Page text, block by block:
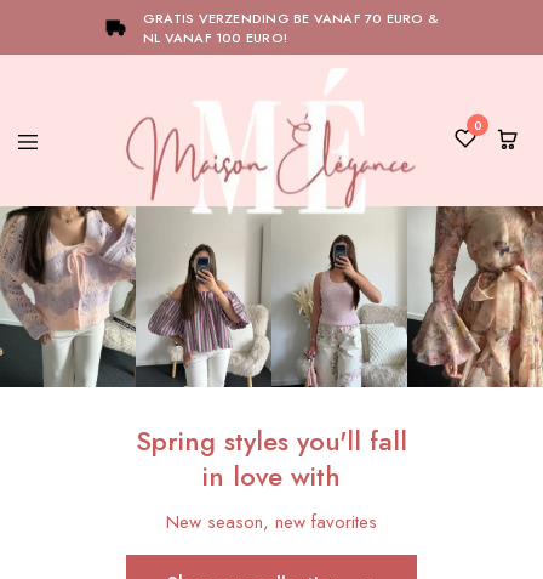
GRATIS VERZENDING BE VANAF 70 EURO &
NL VANAF 100 EURO!
Maison
Élégance
Bij
Maison
Élégance
draait
alles
om
het
versterken
van
natuurlijke
elegantie.
0
Spring styles you'll fall
in love with
New season, new favorites